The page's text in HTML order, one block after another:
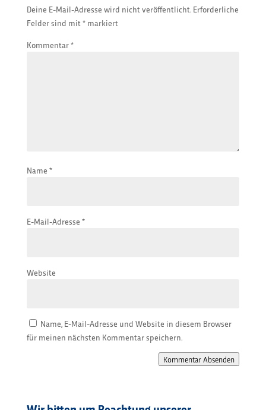
Deine E-Mail-Adresse wird nicht veröffentlicht. Erforderliche
Felder sind mit *markiert
Kommentar*
Name *
E-Mail-Adresse *
Website
Name, E-Mail-Adresse und Website in diesem Browser
für meinen nächsten Kommentar speichern.
Kommentar Absenden